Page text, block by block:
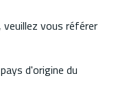
vous référer
d'origine du